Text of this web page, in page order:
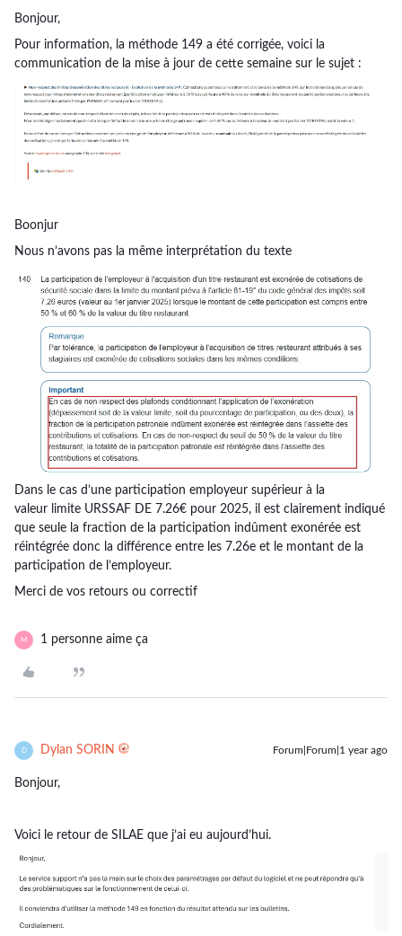
Bonjour,
Pour information, la méthode 149 a été corrigée, voici la
communication de la mise à jour de cette semaine sur le sujet :
Boonjur
Nous n’avons pas la même interprétation du texte
Dans le cas d’une participation employeur supérieur à la
valeur limite URSSAF DE 7.26€ pour 2025, il est clairement indiqué
que seule la fraction de la participation indûment exonérée est
réintégrée donc la différence entre les 7.26e et le montant de la
participation de l’employeur.
Merci de vos retours ou correctif
M 1 personne aime ça
D Dylan SORIN Forum|Forum|1 year ago
Bonjour,
Voici le retour de SILAE que j’ai eu aujourd’hui.